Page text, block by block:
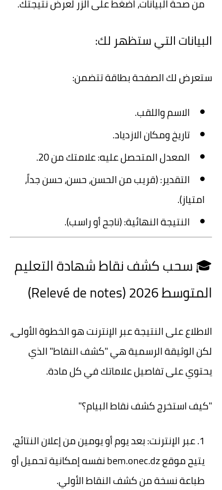
من صحة البيانات، اضغط على الزر لعرض نتيجتك.
البيانات التي ستظهر لك:
ستعرض لك الصفحة بطاقة تتضمن:
الاسم واللقب.
تاريخ ومكان الازدياد.
المعدل المتحصل عليه:علامتك من 20.
التقدير:(قريب من الحسن، حسن، حسن جداً،
امتياز).
النتيجة النهائية:(ناجح أو راسب).
🎓 سحب كشف نقاط شهادة التعليم
المتوسط 2026 (Relevé de notes)
الاطلاع على النتيجة عبر الإنترنت هو الخطوة الأولى،
لكن الوثيقة الرسمية هي "كشف النقاط" الذي
يحتوي على تفاصيل علاماتك في كل مادة.
"كيف استخرج كشف نقاط البيام؟"
عبر الإنترنت:بعد يوم أو يومين من إعلان النتائج،
يتيح موقعbem.onec.dzنفسه إمكانية تحميل أو
طباعة نسخة من كشف النقاط الأولي.